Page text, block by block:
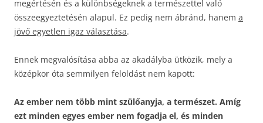
megértésén és a különbségeknek a természettel való
összeegyeztetésén alapul. Ez pedig nem ábránd, hanem a
jövő egyetlen igaz választása.
Ennek megvalósítása abba az akadályba ütközik, mely a
középkor óta semmilyen feloldást nem kapott:
Az ember nem több mint szülőanyja, a természet. Amíg
ezt minden egyes ember nem fogadja el, és minden